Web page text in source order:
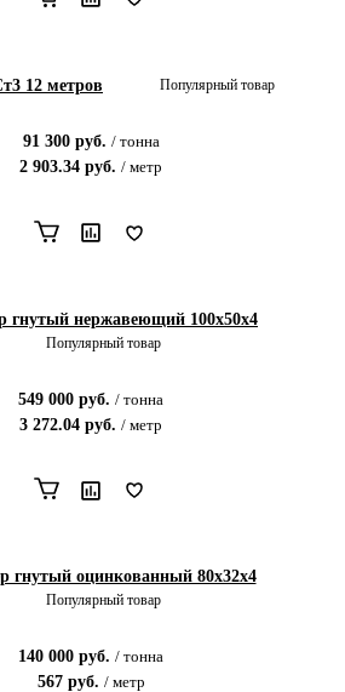
12 метров Популярный товар
91 300руб. / тонна
2 903.34 руб. / метр
гнутый нержавеющий 100х50х4
Популярный товар
549 000 руб. / тонна
3 272.04 руб. / метр
гнутый оцинкованный 80х32х4
Популярный товар
140 000 руб. / тонна
567руб. / метр